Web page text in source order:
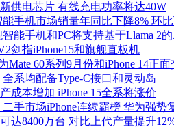
供电芯片 有线充电功率将达40W
手机市场销量年同比下降8% 环
能手机和PC将支持基于Llama 2
剑指iPhone15和旗舰直板机
Mate 60系列9月份和iPhone 14正面
系均配备Type-C接口和灵动岛
成本增加 iPhone 15全系将涨价
手市场iPhone连续霸榜 华为强势
达8400万台 对比上代产量提升